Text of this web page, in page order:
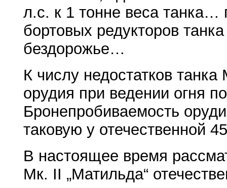
л.с. к 1 тонне веса танка…
бортовых редукторов
бездорожье…
К числу недостатков
орудия при ведении огня
Бронепробиваемость
таковую у отечественной
В настоящее время
Мк. II „Матильда“